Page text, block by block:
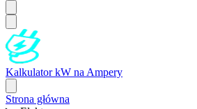
Kalkulator kW na Ampery
Strona główna